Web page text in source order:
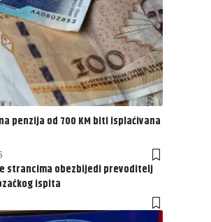
penzija od 700 KM biti isplaćivana
strancima obezbijedi prevoditelj
ispita